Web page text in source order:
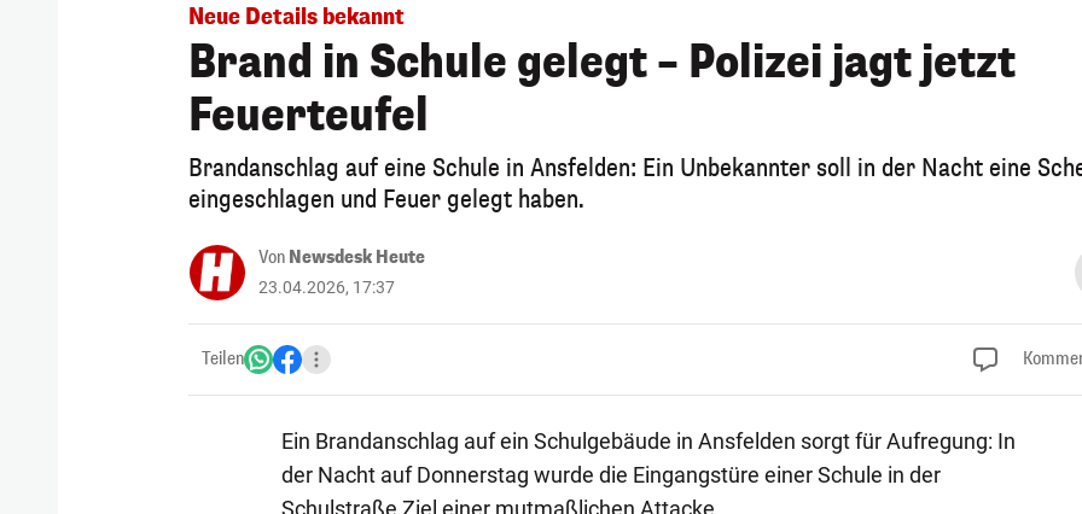
Neue Details bekannt
Brand in Schule gelegt – Polizei jagt jetzt
Feuerteufel
Brandanschlag auf eine Schule in Ansfelden: Ein Unbekannter soll in der Nacht eine
eingeschlagen und Feuer gelegt haben.
Von Newsdesk Heute
23.04.2026, 17:37
Teilen
Ein Brandanschlag auf ein Schulgebäude in Ansfelden sorgt für Aufregung: In
der Nacht auf Donnerstag wurde die Eingangstüre einer Schule in der
Schulstraße Ziel einer mutmaßlichen Attacke.